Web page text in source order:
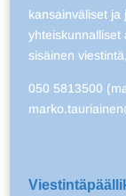
kansainväliset ja
yhteiskunnalliset
sisäinen
050 5813500